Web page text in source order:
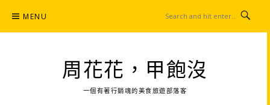
content
MENU
周花花，甲飽沒
一個有著行銷魂的美食旅遊部落客